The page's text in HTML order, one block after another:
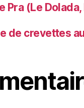
Pra (Le Dolada,
de crevettes